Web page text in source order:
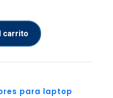
carrito
para laptop